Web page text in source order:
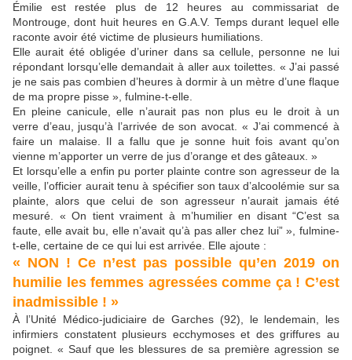
Émilie est restée plus de 12 heures au commissariat de
Montrouge, dont huit heures en G.A.V. Temps durant lequel elle
raconte avoir été victime de plusieurs humiliations.
Elle aurait été obligée d’uriner dans sa cellule, personne ne lui
répondant lorsqu’elle demandait à aller aux toilettes. « J’ai passé
je ne sais pas combien d’heures à dormir à un mètre d’une flaque
de ma propre pisse », fulmine-t-elle.
En pleine canicule, elle n’aurait pas non plus eu le droit à un
verre d’eau, jusqu’à l’arrivée de son avocat. « J’ai commencé à
faire un malaise. Il a fallu que je sonne huit fois avant qu’on
vienne m’apporter un verre de jus d’orange et des gâteaux. »
Et lorsqu’elle a enfin pu porter plainte contre son agresseur de la
veille, l’officier aurait tenu à spécifier son taux d’alcoolémie sur sa
plainte, alors que celui de son agresseur n’aurait jamais été
mesuré. « On tient vraiment à m’humilier en disant “C’est sa
faute, elle avait bu, elle n’avait qu’à pas aller chez lui” », fulmine-
t-elle, certaine de ce qui lui est arrivée. Elle ajoute :
« NON ! Ce n’est pas possible qu’en 2019 on
humilie les femmes agressées comme ça ! C’est
inadmissible ! »
À l’Unité Médico-judiciaire de Garches (92), le lendemain, les
infirmiers constatent plusieurs ecchymoses et des griffures au
poignet. « Sauf que les blessures de sa première agression se